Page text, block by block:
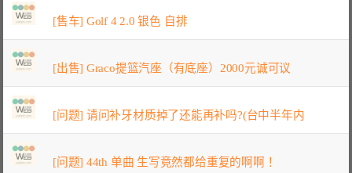
[售车] Golf 4 2.0 银色 自排
[出售] Graco提篮汽座（有底座）2000元诚可议
[问题] 请问补牙材质掉了还能再补吗?(台中半年内
[问题] 44th 单曲 生写竟然都给重复的啊啊！